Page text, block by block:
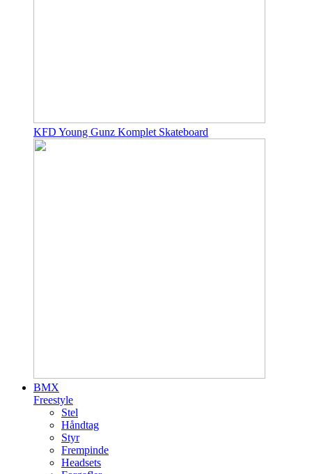
KFD Young Gunz Komplet Skateboard
BMX
Freestyle
Stel
Håndtag
Styr
Frempinde
Headsets